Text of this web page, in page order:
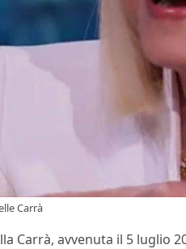
Carrà
Carrà, avvenuta il 5 luglio